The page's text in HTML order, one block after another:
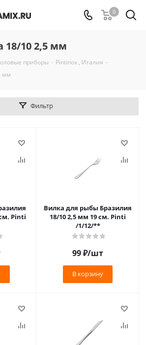
0
18/10 2,5 мм
приборы - Pintinox , Италия -
мм
Фильтр
Вилка для рыбы Бразилия
18/10 2,5 мм 19 см. Pinti
/1/12/**
99₽/шт
В корзину